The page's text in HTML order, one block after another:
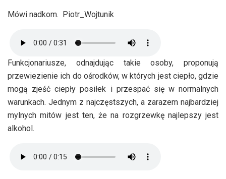
Mówi nadkom. Piotr_Wojtunik
Funkcjonariusze, odnajdując takie osoby, proponują
przewiezienie ich do ośrodków, w których jest ciepło, gdzie
mogą zjeść ciepły posiłek i przespać się w normalnych
warunkach. Jednym z najczęstszych, a zarazem najbardziej
mylnych mitów jest ten, że na rozgrzewkę najlepszy jest
alkohol.